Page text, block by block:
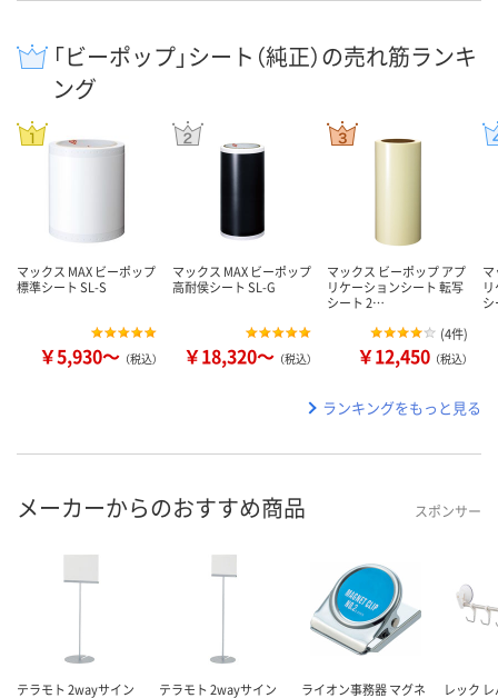
「ビーポップ」シート（純正）の売れ筋ランキ
ング
マックス MAX ビーポップ
標準シート SL-S
￥5,930～ （税込）
マックス MAX ビーポップ
高耐侯シート SL-G
￥18,320～ （税込）
マックス ビーポップ アプ
リケーションシート 転写
シート 2…
(4件)
￥12,450 （税込）
ランキングをもっと見る
メーカーからのおすすめ商品 スポンサー
テラモト 2wayサイン
テラモト 2wayサイン
ライオン事務器 マグネ
レック